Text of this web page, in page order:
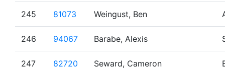
245 81073 Weingust, Ben
246 94067 Barabe, Alexis
247 82720 Seward, Cameron